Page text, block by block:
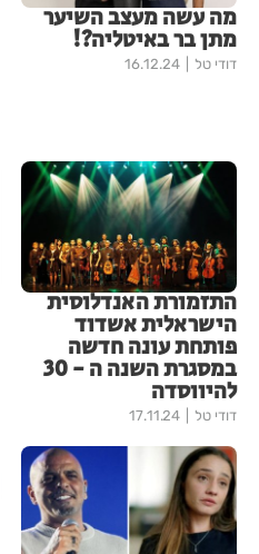
מה עשה מעצב השיער
מתן בר באיטליה?!
דודי טל 16.12.24
התזמורת האנדלוסית
הישראלית אשדוד
פותחת עונה חדשה
במסגרת השנה ה - 30
להיווסדה
דודי טל 17.11.24